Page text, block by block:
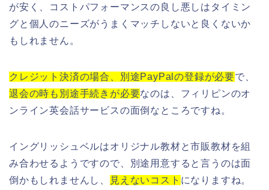
が安く、コストパフォーマンスの良し悪しはタイミン
グと個人のニーズがうまくマッチしないと良くないか
もしれません。
クレジット決済の場合、別途PayPalの登録が必要で、
退会の時も別途手続きが必要なのは、フィリピンのオ
ンライン英会話サービスの面倒なところですね。
イングリッシュベルはオリジナル教材と市販教材を組
み合わせるようですので、別途用意すると言うのは面
倒かもしれませんし、
見えないコスト になりますね。